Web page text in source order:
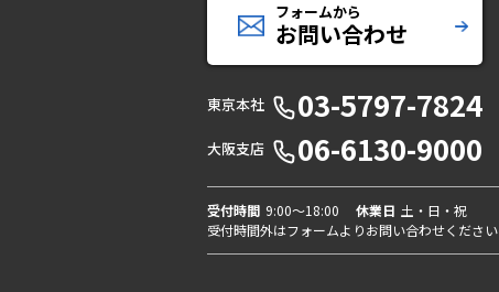
フォームから
お問い合わせ
東京本社 03-5797-7824
大阪支店 06-6130-9000
受付時間 9:00〜18:00 休業日 土・日・祝
受付時間外はフォームよりお問い合わせください